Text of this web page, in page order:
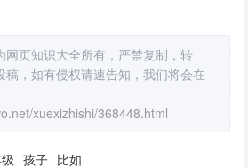
网页知识大全所有，严禁复制，转
稿，如有侵权请速告知，我们将会在
xuexizhishi/368448.html
孩子 比如